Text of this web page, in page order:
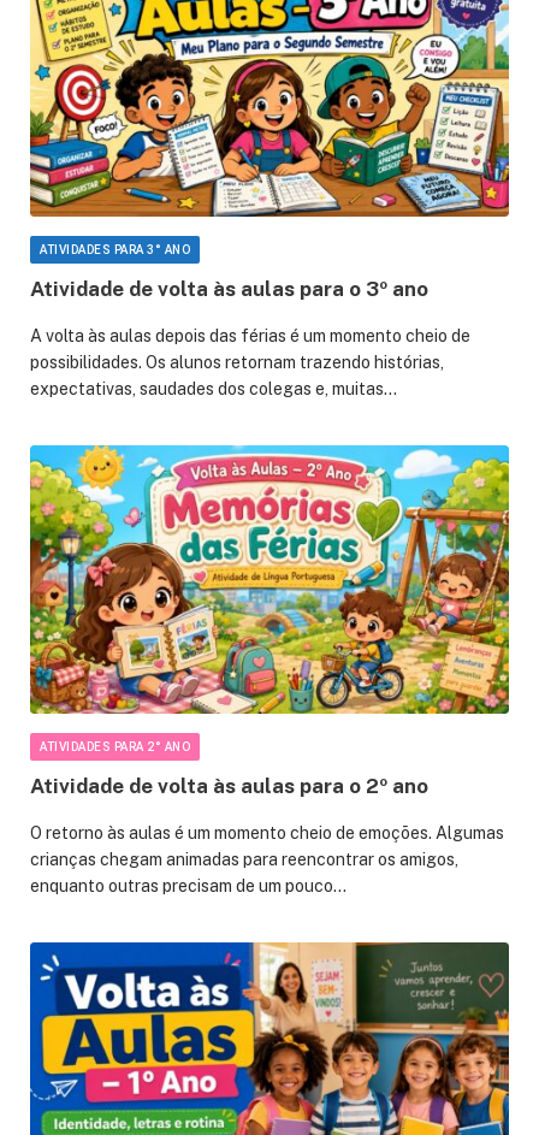
ATIVIDADES PARA 3° ANO
Atividade de volta às aulas para o 3º ano
A volta às aulas depois das férias é um momento cheio de
possibilidades. Os alunos retornam trazendo histórias,
expectativas, saudades dos colegas e, muitas…
ATIVIDADES PARA 2° ANO
Atividade de volta às aulas para o 2º ano
O retorno às aulas é um momento cheio de emoções. Algumas
crianças chegam animadas para reencontrar os amigos,
enquanto outras precisam de um pouco…